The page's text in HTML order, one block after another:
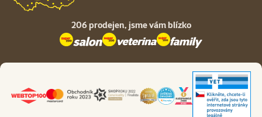
206 prodejen, jsme vám blízko